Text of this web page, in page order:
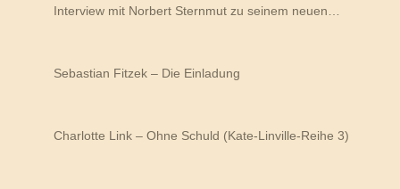
Interview mit Norbert Sternmut zu seinem neuen…
Sebastian Fitzek – Die Einladung
Charlotte Link – Ohne Schuld (Kate-Linville-Reihe 3)